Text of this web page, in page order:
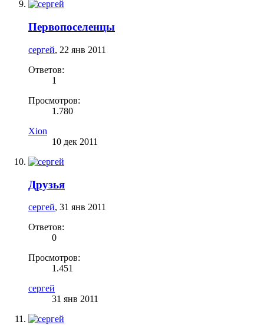
Первопоселенцы
сергей, 22 янв 2011
Ответов:
1
Просмотров:
1.780
Xion
10 дек 2011
Друзья
сергей, 31 янв 2011
Ответов:
0
Просмотров:
1.451
сергей
31 янв 2011